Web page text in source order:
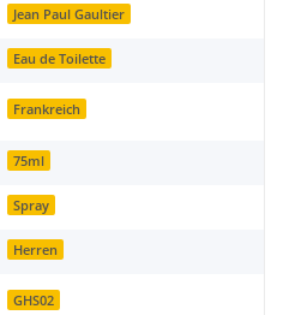
Jean Paul Gaultier
Eau de Toilette
Frankreich
75ml
Spray
Herren
GHS02